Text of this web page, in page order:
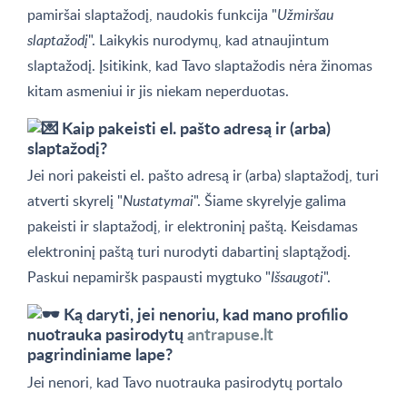
pamiršai slaptažodį, naudokis funkcija "Užmiršau
slaptažodį". Laikykis nurodymų, kad atnaujintum
slaptažodį. Įsitikink, kad Tavo slaptažodis nėra žinomas
kitam asmeniui ir jis niekam neperduotas.
Kaip pakeisti el. pašto adresą ir (arba)
slaptažodį?
Jei nori pakeisti el. pašto adresą ir (arba) slaptažodį, turi
atverti skyrelį "Nustatymai". Šiame skyrelyje galima
pakeisti ir slaptažodį, ir elektroninį paštą. Keisdamas
elektroninį paštą turi nurodyti dabartinį slaptąžodį.
Paskui nepamiršk paspausti mygtuko "Išsaugoti".
Ką daryti, jei nenoriu, kad mano profilio
nuotrauka pasirodytųantrapuse.lt
pagrindiniame lape?
Jei nenori, kad Tavo nuotrauka pasirodytų portalo